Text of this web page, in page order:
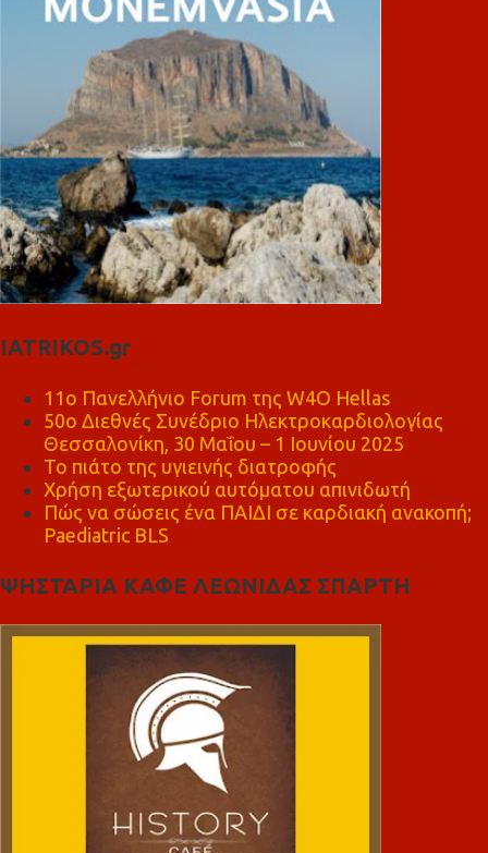
IATRIKOS.gr
11ο Πανελλήνιο Forum της W4O Hellas
50ο Διεθνές Συνέδριο Ηλεκτροκαρδιολογίας
Θεσσαλονίκη, 30 Μαΐου – 1 Ιουνίου 2025
Το πιάτο της υγιεινής διατροφής
Χρήση εξωτερικού αυτόματου απινιδωτή
Πώς να σώσεις ένα ΠΑΙΔΙ σε καρδιακή ανακοπή;
Paediatric BLS
ΨΗΣΤΑΡΙΑ ΚΑΦΕ ΛΕΩΝΙΔΑΣ ΣΠΑΡΤΗ